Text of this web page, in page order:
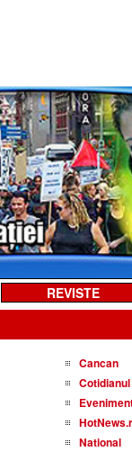
REVISTE
Cancan
Cotidianul
National